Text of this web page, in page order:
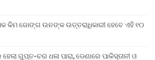
କିମ ଜୋଙ୍ଗ ଉନଙ୍କ ଉତ୍ତରାଧିକାରୀ ହେବେ ଏହି ୧୦
ଗୁପ୍ତ-ଚର ଧଳା ପାରା, ଡେଣାରେ ପାକିସ୍ତାନୀ ଓ